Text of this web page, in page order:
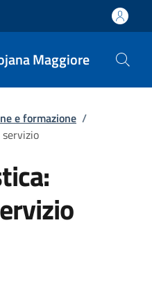
Maggiore
e formazione /
servizio